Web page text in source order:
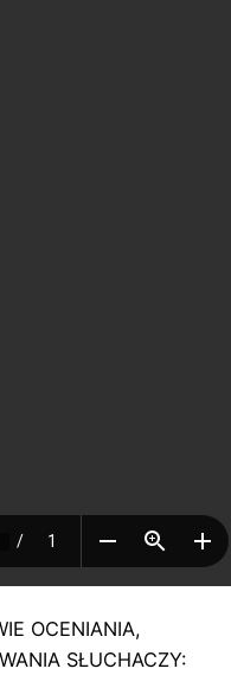
OCENIANIA,
SŁUCHACZY: